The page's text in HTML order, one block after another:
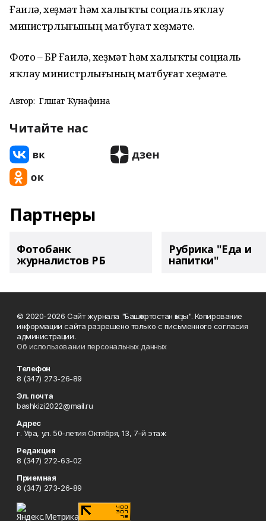
Ғаилә, хеҙмәт һәм халыҡты социаль яҡлау
министрлығының матбуғат хеҙмәте.
Фото – БР Ғаилә, хеҙмәт һәм халыҡты социаль
яҡлау министрлығының матбуғат хеҙмәте.
Автор: Гөлшат Ҡунафина
Читайте нас
Партнеры
Фотобанк
журналистов РБ
Рубрика "Еда и
напитки"
© 2020-2026 Сайт журнала "Башҡортостан ҡыҙы". Копирование
информации сайта разрешено только с письменного согласия
администрации.
Об использовании персональных данных
Телефон
8 (347) 273-26-89
Эл. почта
bashkizi2022@mail.ru
Адрес
г. Уфа, ул. 50-летия Октября, 13, 7-й этаж
Редакция
8 (347) 272-63-02
Приемная
8 (347) 273-26-89